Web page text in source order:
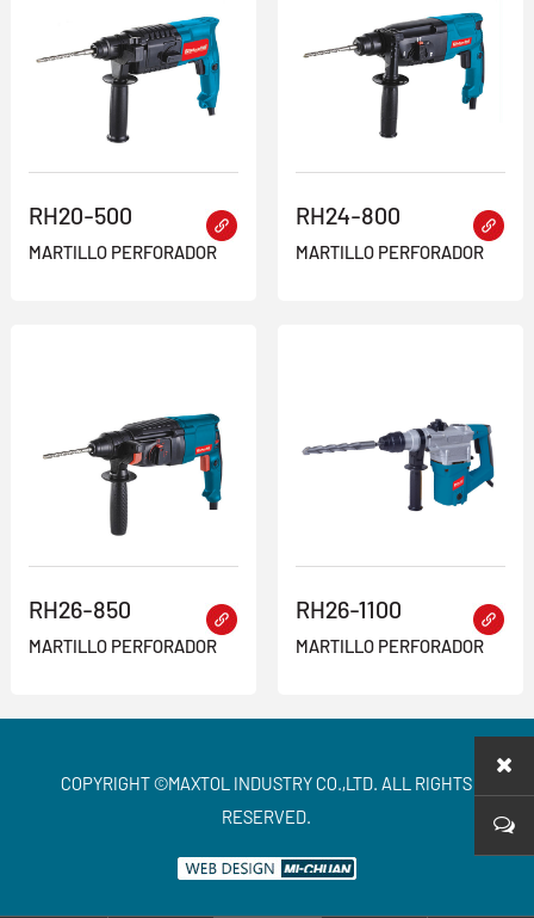
RH20-500
MARTILLO PERFORADOR
RH24-800
MARTILLO PERFORADOR
RH26-850
MARTILLO PERFORADOR
RH26-1100
MARTILLO PERFORADOR
COPYRIGHT ©MAXTOL INDUSTRY CO.,LTD. ALL RIGHTS
RESERVED.